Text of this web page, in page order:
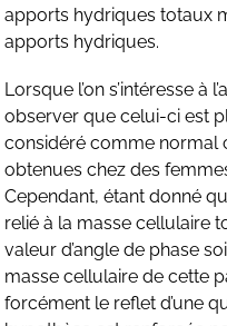
apports hydriques totaux
apports hydriques.
Lorsque l’on s’intéresse à
observer que celui-ci est
considéré comme normal
obtenues chez des
Cependant, étant donné
relié à la masse cellulaire
valeur d’angle de phase
masse cellulaire de cette
forcément le reflet d’une